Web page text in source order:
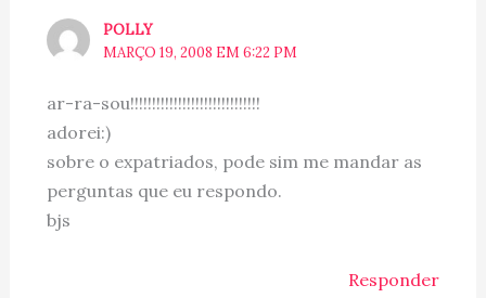
POLLY
MARÇO 19, 2008 EM 6:22 PM
ar-ra-sou!!!!!!!!!!!!!!!!!!!!!!!!!!!!!!
adorei:)
sobre o expatriados, pode sim me mandar as
perguntas que eu respondo.
bjs
Responder